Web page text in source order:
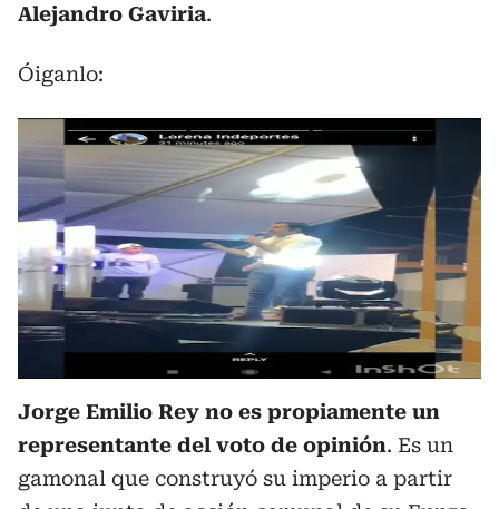
Alejandro Gaviria.
Óiganlo:
Jorge Emilio Rey no es propiamente un
representante del voto de opinión. Es un
gamonal que construyó su imperio a partir